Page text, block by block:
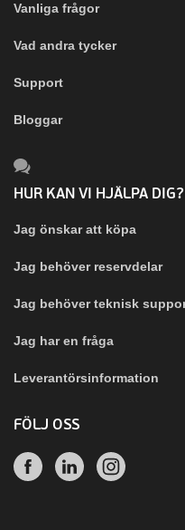
Vanliga frågor
Vad andra tycker
Support
Bloggar
HUR KAN VI HJÄLPA DIG?
Jag önskar att köpa
Jag behöver reservdelar
Jag behöver teknisk
Jag har en fråga
Leverantörsinformation
FÖLJ OSS